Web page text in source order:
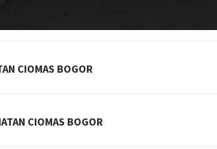
CIOMAS BOGOR
CIOMAS BOGOR